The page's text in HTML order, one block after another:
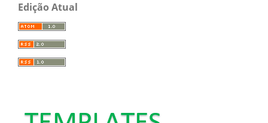
Edição Atual